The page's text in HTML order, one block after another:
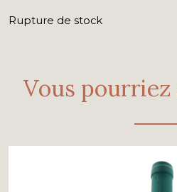
Rupture de stock
Vous pourriez